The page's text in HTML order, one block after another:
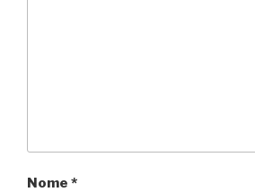
Nome *